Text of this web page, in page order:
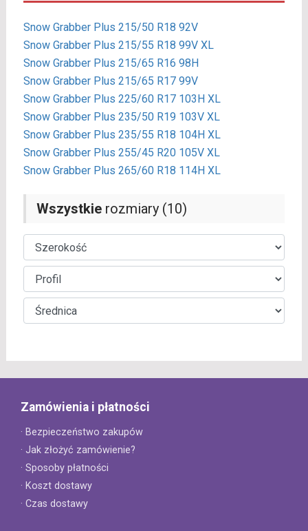
Snow Grabber Plus 215/50 R18 92V
Snow Grabber Plus 215/55 R18 99V XL
Snow Grabber Plus 215/65 R16 98H
Snow Grabber Plus 215/65 R17 99V
Snow Grabber Plus 225/60 R17 103H XL
Snow Grabber Plus 235/50 R19 103V XL
Snow Grabber Plus 235/55 R18 104H XL
Snow Grabber Plus 255/45 R20 105V XL
Snow Grabber Plus 265/60 R18 114H XL
Wszystkierozmiary (10)
Zamówienia i płatności
· Bezpieczeństwo zakupów
· Jak złożyć zamówienie?
· Sposoby płatności
· Koszt dostawy
· Czas dostawy